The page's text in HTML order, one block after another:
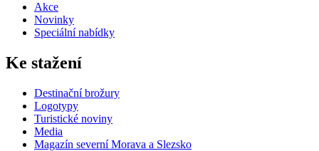
Akce
Novinky
Speciální nabídky
Ke stažení
Destinační brožury
Logotypy
Turistické noviny
Media
Magazín severní Morava a Slezsko